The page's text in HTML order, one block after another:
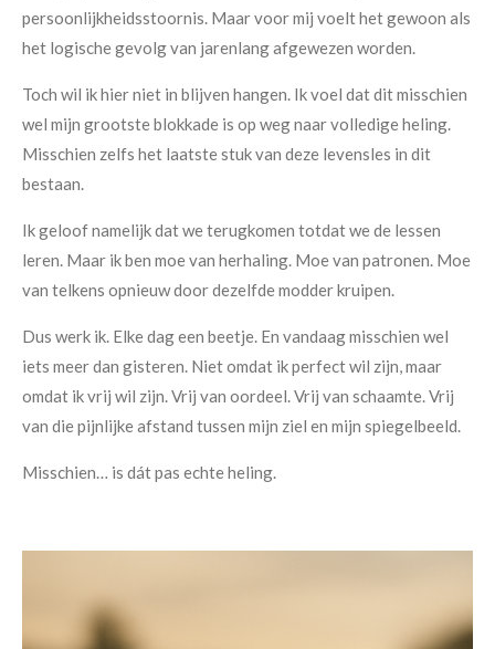
persoonlijkheidsstoornis. Maar voor mij voelt het gewoon als
het logische gevolg van jarenlang afgewezen worden.
Toch wil ik hier niet in blijven hangen. Ik voel dat dit misschien
wel mijn grootste blokkade is op weg naar volledige heling.
Misschien zelfs het laatste stuk van deze levensles in dit
bestaan.
Ik geloof namelijk dat we terugkomen totdat we de lessen
leren. Maar ik ben moe van herhaling. Moe van patronen. Moe
van telkens opnieuw door dezelfde modder kruipen.
Dus werk ik. Elke dag een beetje. En vandaag misschien wel
iets meer dan gisteren. Niet omdat ik perfect wil zijn, maar
omdat ik vrij wil zijn. Vrij van oordeel. Vrij van schaamte. Vrij
van die pijnlijke afstand tussen mijn ziel en mijn spiegelbeeld.
Misschien… is dát pas echte heling.